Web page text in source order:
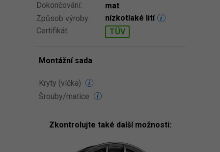
Dokončování:
mat
Způsob výroby:
nízkotlaké lití
Certifikát:
TÜV
Montážní sada
Kryty (víčka)
Šrouby/matice
Zkontrolujte také další možnosti: